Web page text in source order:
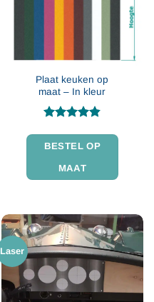
Plaat keuken op
maat – In kleur
4.79uit 5
BESTEL OP
MAAT
Laser